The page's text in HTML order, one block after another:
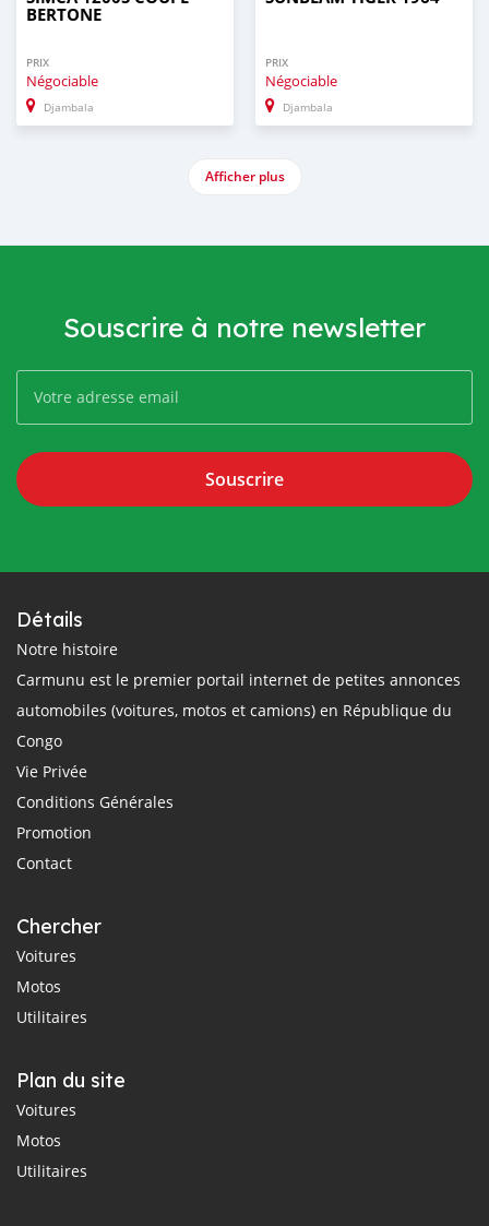
BERTONE
PRIX
Négociable
Djambala
PRIX
Négociable
Djambala
Afficher plus
Souscrire à notre newsletter
Souscrire
Détails
Notre histoire
Carmunu est le premier portail internet de petites annonces
automobiles (voitures, motos et camions) en République du
Congo
Vie Privée
Conditions Générales
Promotion
Contact
Chercher
Voitures
Motos
Utilitaires
Plan du site
Voitures
Motos
Utilitaires